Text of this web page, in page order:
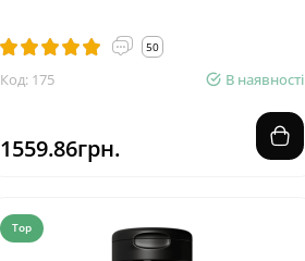
50
Код: 175 В наявності
1559.86грн.
Top